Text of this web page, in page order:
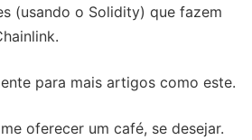
(usando o Solidity) que fazem
para mais artigos como este.
oferecer um café, se desejar.